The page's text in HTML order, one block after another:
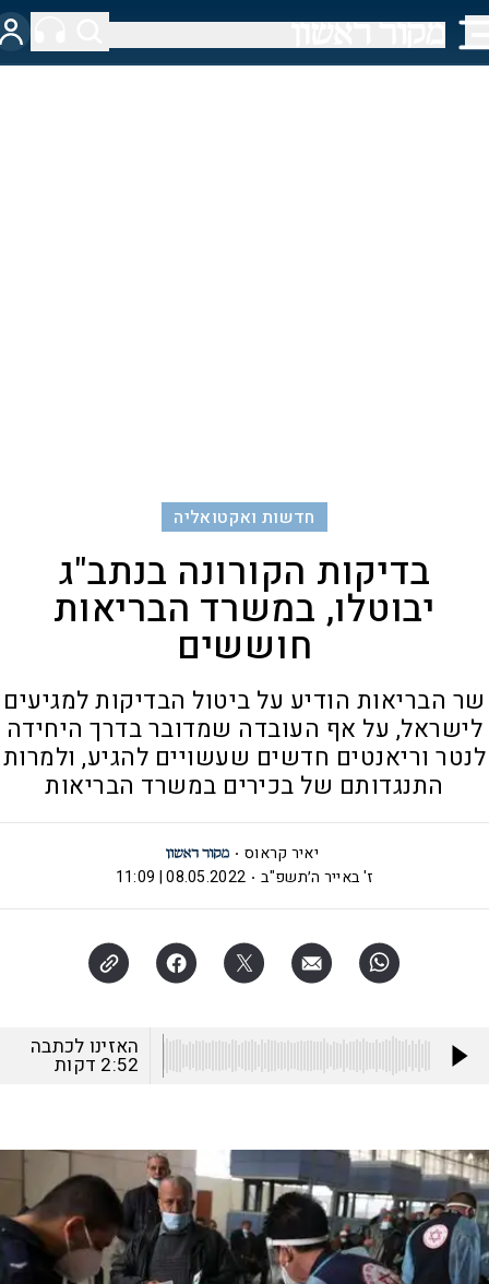
חדשות ואקטואליה
בדיקות הקורונה בנתב"ג
יבוטלו, במשרד הבריאות
חוששים
שר הבריאות הודיע על ביטול הבדיקות למגיעים
לישראל, על אף העובדה שמדובר בדרך היחידה
לנטר וריאנטים חדשים שעשויים להגיע, ולמרות
התנגדותם של בכירים במשרד הבריאות
יאיר קראוס
ז' באייר ה׳תשפ"ב
08.05.2022 | 11:09
האזינו לכתבה
2:52 דקות